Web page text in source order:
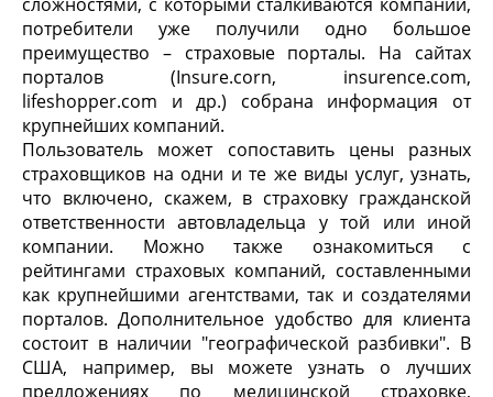
потребители уже получили одно большое
преимущество – страховые порталы. На сайтах
порталов (Insure.corn, insurence.com,
lifeshopper.com и др.) собрана информация от
крупнейших компаний.
Пользователь может сопоставить цены разных
страховщиков на одни и те же виды услуг, узнать,
что включено, скажем, в страховку гражданской
ответственности автовладельца у той или иной
компании. Можно также ознакомиться с
рейтингами страховых компаний, составленными
как крупнейшими агентствами, так и создателями
порталов. Дополнительное удобство для клиента
состоит в наличии "географической разбивки". В
США, например, вы можете узнать о лучших
предложениях по медицинской страховке,